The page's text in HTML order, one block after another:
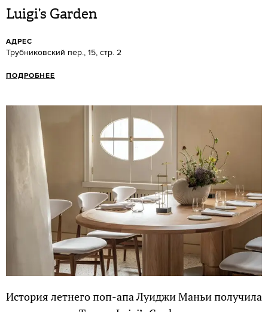
Luigi’s Garden
АДРЕС
Трубниковский пер., 15, стр. 2
ПОДРОБНЕЕ
История летнего поп-апа Луиджи Маньи получила